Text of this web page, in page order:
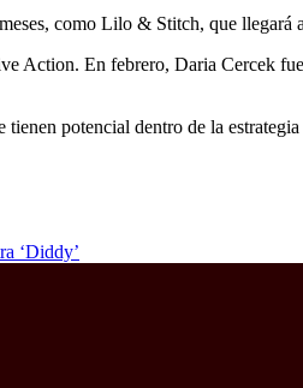
como Lilo & Stitch, que
Action. En febrero, Daria Cercek
potencial dentro de la
‘Diddy’